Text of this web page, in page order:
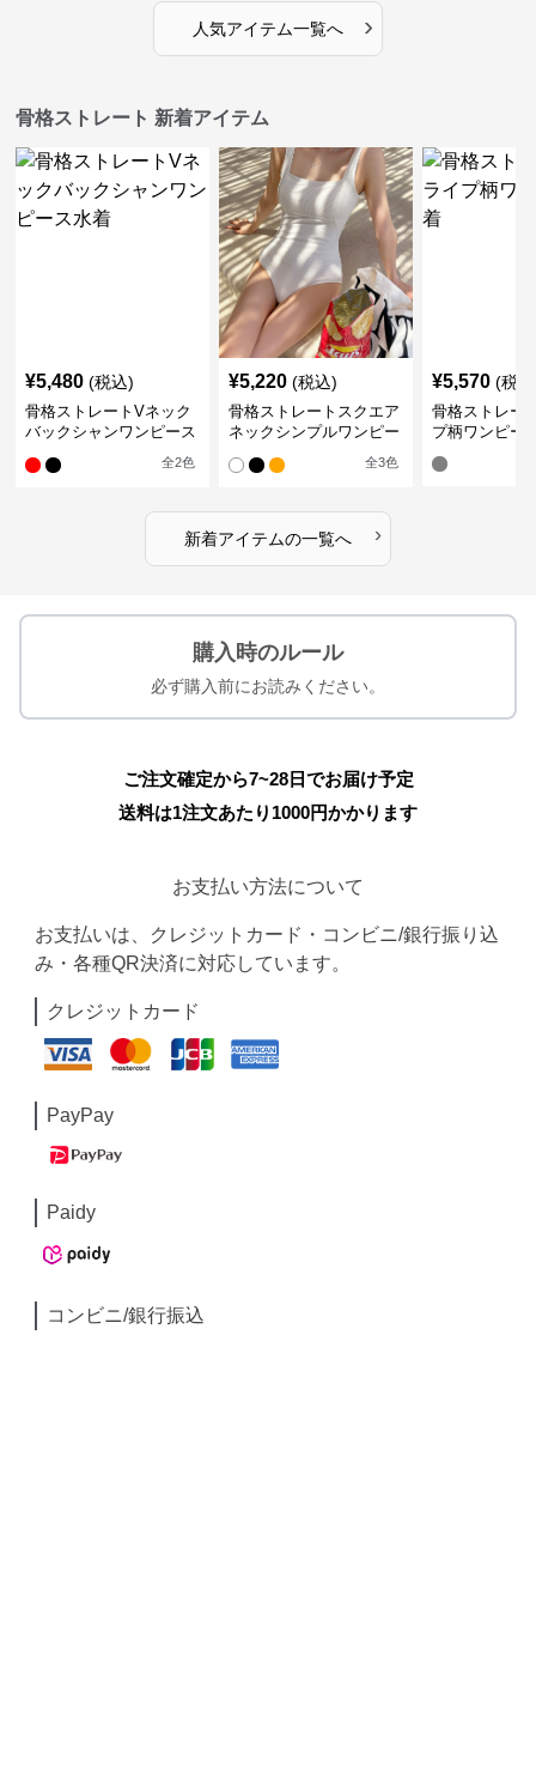
人気アイテム一覧へ ›
骨格ストレート 新着アイテム
¥5,480 (税込)
骨格ストレートVネック
バックシャンワンピース
全2色
¥5,220 (税込)
骨格ストレートスクエア
ネックシンプルワンピー
全3色
¥5,570 (税
骨格ストレー
プ柄ワンピー
新着アイテムの一覧へ ›
購入時のルール
必ず購入前にお読みください。
ご注文確定から7~28日でお届け予定
送料は1注文あたり 1000円かかります
お支払い方法について
お支払いは、クレジットカード・コンビニ/銀行振り込
み・各種QR決済に対応しています。
クレジットカード
PayPay
Paidy
コンビニ/銀行振込